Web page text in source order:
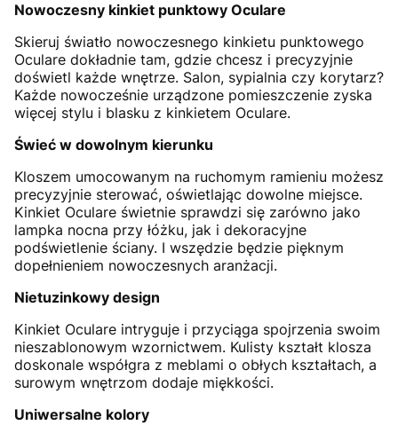
Nowoczesny kinkiet punktowy Oculare
Skieruj światło nowoczesnego kinkietu punktowego
Oculare dokładnie tam, gdzie chcesz i precyzyjnie
doświetl każde wnętrze. Salon, sypialnia czy korytarz?
Każde nowocześnie urządzone pomieszczenie zyska
więcej stylu i blasku z kinkietem Oculare.
Świeć w dowolnym kierunku
Kloszem umocowanym na ruchomym ramieniu możesz
precyzyjnie sterować, oświetlając dowolne miejsce.
Kinkiet Oculare świetnie sprawdzi się zarówno jako
lampka nocna przy łóżku, jak i dekoracyjne
podświetlenie ściany. I wszędzie będzie pięknym
dopełnieniem nowoczesnych aranżacji.
Nietuzinkowy design
Kinkiet Oculare intryguje i przyciąga spojrzenia swoim
nieszablonowym wzornictwem. Kulisty kształt klosza
doskonale współgra z meblami o obłych kształtach, a
surowym wnętrzom dodaje miękkości.
Uniwersalne kolory